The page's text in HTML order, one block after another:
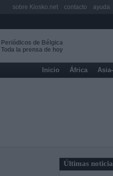
Periódicos de Bélgica
Toda la prensa de hoy
Inicio África
Últimas
sobre Kiosko.net contacto ayuda